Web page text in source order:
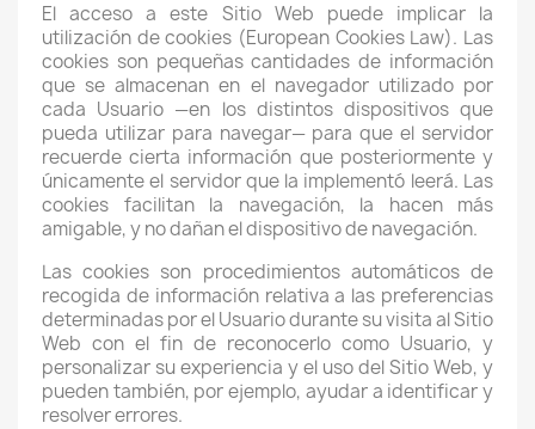
El acceso a este Sitio Web puede implicar la
utilización de cookies (European Cookies Law). Las
cookies son pequeñas cantidades de información
que se almacenan en el navegador utilizado por
cada Usuario —en los distintos dispositivos que
pueda utilizar para navegar— para que el servidor
recuerde cierta información que posteriormente y
únicamente el servidor que la implementó leerá. Las
cookies facilitan la navegación, la hacen más
amigable, y no dañan el dispositivo de navegación.
Las cookies son procedimientos automáticos de
recogida de información relativa a las preferencias
determinadas por el Usuario durante su visita al Sitio
Web con el fin de reconocerlo como Usuario, y
personalizar su experiencia y el uso del Sitio Web, y
pueden también, por ejemplo, ayudar a identificar y
resolver errores.